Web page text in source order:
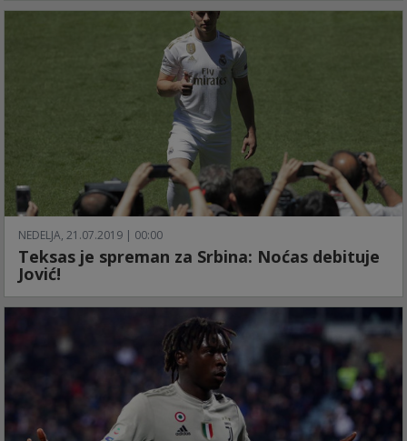
NEDELJA, 21.07.2019 | 00:00
Teksas je spreman za Srbina: Noćas debituje
Jović!